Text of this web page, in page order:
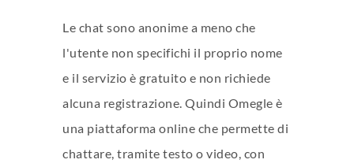
Le chat sono anonime a meno che
l'utente non specifichi il proprio nome
e il servizio è gratuito e non richiede
alcuna registrazione. Quindi Omegle è
una piattaforma online che permette di
chattare, tramite testo o video, con